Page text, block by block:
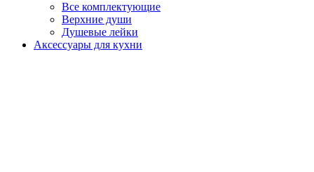
Все комплектующие
Верхние души
Душевые лейки
Аксессуары для кухни